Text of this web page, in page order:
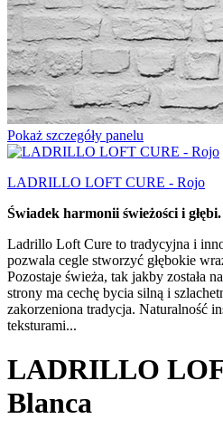
Pokaż szczegóły panelu
LADRILLO LOFT CURE - Rojo
Świadek harmonii świeżości i głębi.
Ladrillo Loft Cure to tradycyjna i
pozwala cegle stworzyć głębokie
Pozostaje świeża, tak jakby została
strony ma cechę bycia silną i
zakorzeniona tradycja. Naturalność
teksturami...
LADRILLO
Blanca